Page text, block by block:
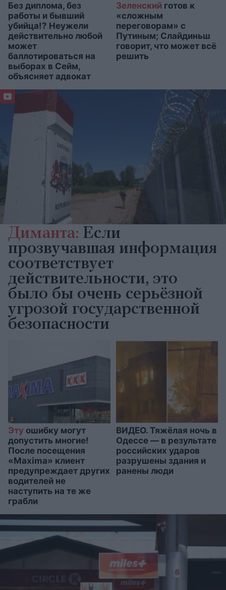
Без диплома, без
работы и бывший
убийца!? Неужели
действительно любой
может
баллотироваться на
выборах в Сейм,
объясняет адвокат
Зеленский готов к
«сложным
переговорам» с
Путиным; Слайдиньш
говорит, что может всё
решить
Диманта: Если
прозвучавшая информация
соответствует
действительности, это
было бы очень серьёзной
угрозой государственной
безопасности
Эту ошибку могут
допустить многие!
После посещения
«Maxima» клиент
предупреждает других
водителей не
наступить на те же
грабли
ВИДЕО. Тяжёлая ночь в
Одессе — в результате
российских ударов
разрушены здания и
ранены люди